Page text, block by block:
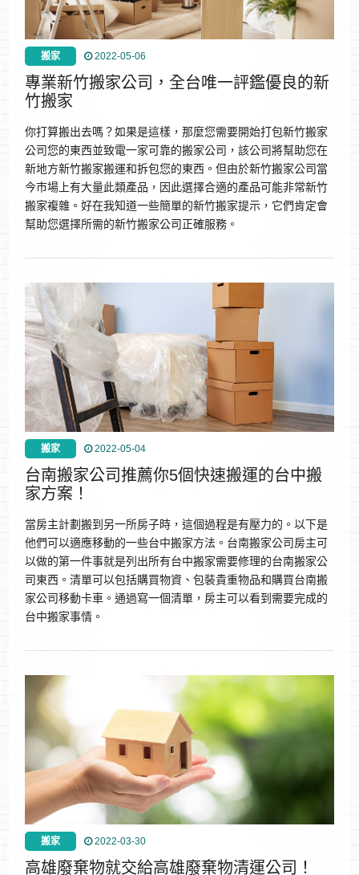
搬家 2022-05-06
專業新竹搬家公司，全台唯一評鑑優良的新
竹搬家
你打算搬出去嗎？如果是這樣，那麼您需要開始打包新竹搬家
公司您的東西並致電一家可靠的搬家公司，該公司將幫助您在
新地方新竹搬家搬運和拆包您的東西。但由於新竹搬家公司當
今市場上有大量此類產品，因此選擇合適的產品可能非常新竹
搬家複雜。好在我知道一些簡單的新竹搬家提示，它們肯定會
幫助您選擇所需的新竹搬家公司正確服務。
搬家 2022-05-04
台南搬家公司推薦你5個快速搬運的台中搬
家方案！
當房主計劃搬到另一所房子時，這個過程是有壓力的。以下是
他們可以適應移動的一些台中搬家方法。台南搬家公司房主可
以做的第一件事就是列出所有台中搬家需要修理的台南搬家公
司東西。清單可以包括購買物資、包裝貴重物品和購買台南搬
家公司移動卡車。通過寫一個清單，房主可以看到需要完成的
台中搬家事情。
搬家 2022-03-30
高雄廢棄物就交給高雄廢棄物清運公司！